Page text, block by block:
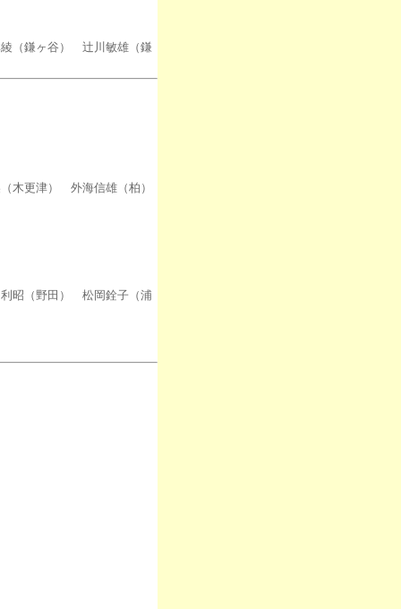
鎌ヶ谷） 辻川敏雄（鎌
更津） 外海信雄（柏）
（野田） 松岡銓子（浦